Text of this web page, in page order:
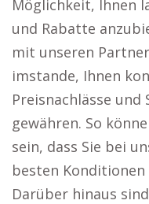
Möglichkeit, Ihnen
und Rabatte
mit unseren
imstande, Ihnen
Preisnachlässe und
gewähren. So
sein, dass Sie bei
besten Konditionen
Darüber hinaus